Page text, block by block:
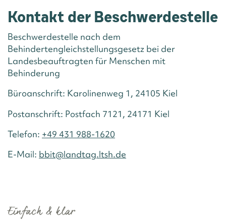
Kontakt der Beschwerdestelle
Beschwerdestelle nach dem
Behindertengleichstellungsgesetz bei der
Landesbeauftragten für Menschen mit
Behinderung
Büroanschrift: Karolinenweg 1, 24105 Kiel
Postanschrift: Postfach 7121, 24171 Kiel
Telefon: +49 431 988-1620
E-Mail: bbit@landtag.ltsh.de
Einfach & klar